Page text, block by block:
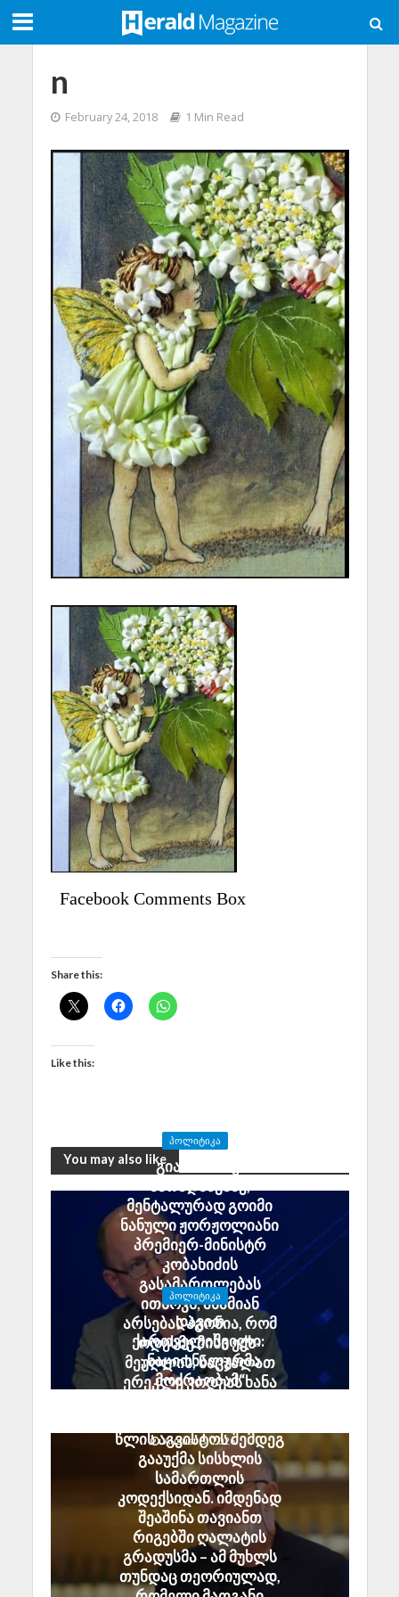
n
February 24, 2018 1 Min Read
Facebook Comments Box
Share this:
Like this:
You may also like
ᲞᲝᲚᲘᲢᲘᲙᲐ
გია აბაშიძე:
მარადმწვანე,
მენტალურად გოიმი
ნანული ჟორჟოლიანი
პრემიერ-მინისტრ
კობახიძის
გასამართლებას
ითხოვს; შხამიან
არსებას ჰგონია, რომ
ოდესმე მისი ექს-
მეუღლის, ნაცჯალათ
ერეკლე კოდუას ხანა
August 8, 2026
ᲞᲝᲚᲘᲢᲘᲙᲐ
დავით
ქართველიშვილი:
„ნაციონალურმა
მოძრაობამ“
წლის აგვისტოს შემდეგ
გააუქმა სისხლის
სამართლის
კოდექსიდან. იმდენად
შეაშინა თავიანთ
რიგებში ღალატის
გრადუსმა – ამ მუხლს
თუნდაც თეორიულად,